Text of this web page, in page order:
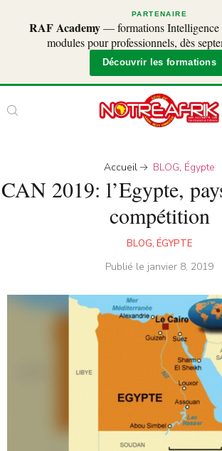
PARTENAIRE
RAF Academy— formations
modules pour professionnels, dès
Découvrir les formations
Accueil BLOG, Égypte
CAN 2019: l’Egypte,
compétition
BLOG, ÉGYPTE
Publié le janvier 8, 2019